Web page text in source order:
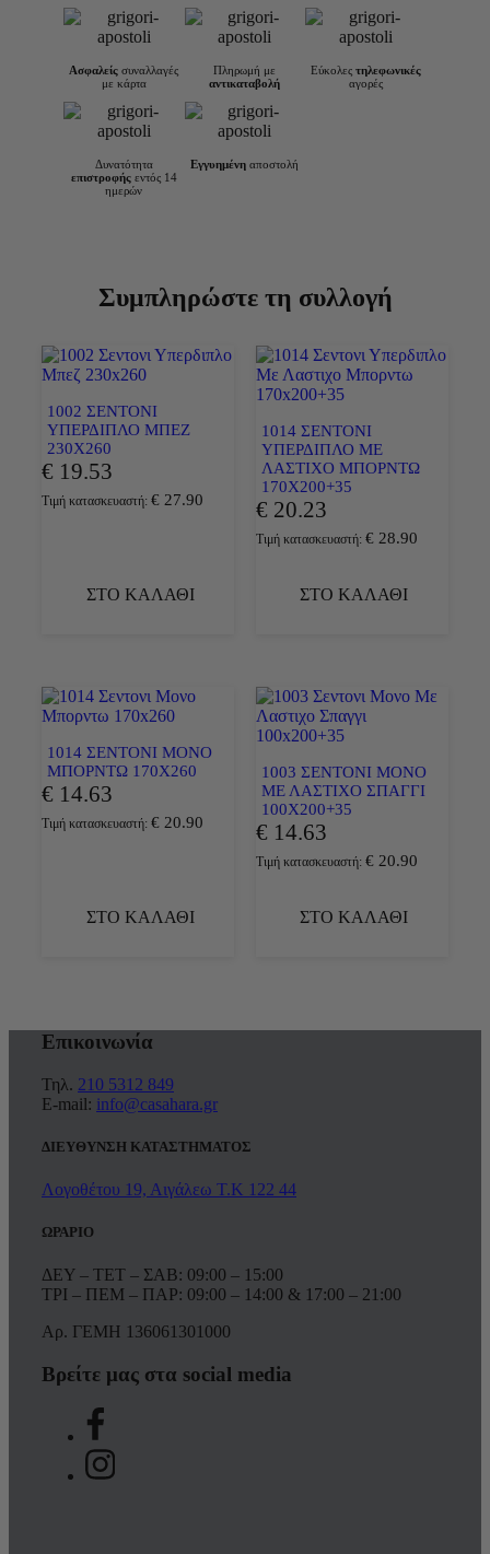
Ασφαλείς συναλλαγές
με κάρτα
Πληρωμή με
αντικαταβολή
Εύκολεςτηλεφωνικές
αγορές
Δυνατότητα
επιστροφήςεντός 14
ημερών
Εγγυημένη αποστολή
Συμπληρώστε τη συλλογή
1002 ΣΕΝΤΟΝΙ
ΥΠΕΡΔΙΠΛΟ ΜΠΕΖ
230X260
€ 19.53
Τιμή κατασκευαστή: € 27.90
ΣΤΟ ΚΑΛΑΘΙ
1014 ΣΕΝΤΟΝΙ
ΥΠΕΡΔΙΠΛΟ ΜΕ
ΛΑΣΤΙΧΟ ΜΠΟΡΝΤΩ
170X200+35
€ 20.23
Τιμή κατασκευαστή: €28.90
ΣΤΟ ΚΑΛΑΘΙ
1014 ΣΕΝΤΟΝΙ ΜΟΝΟ
ΜΠΟΡΝΤΩ 170X260
€ 14.63
Τιμή κατασκευαστή: € 20.90
ΣΤΟ ΚΑΛΑΘΙ
1003 ΣΕΝΤΟΝΙ ΜΟΝΟ
ΜΕ ΛΑΣΤΙΧΟ ΣΠΑΓΓΙ
100X200+35
€ 14.63
Τιμή κατασκευαστή: €20.90
ΣΤΟ ΚΑΛΑΘΙ
Επικοινωνία
Τηλ. 210 5312 849
E-mail: info@casahara.gr
ΔΙΕΥΘΥΝΣΗ ΚΑΤΑΣΤΗΜΑΤΟΣ
Λογοθέτου 19, Αιγάλεω Τ.Κ 122 44
ΩΡΑΡΙΟ
ΔΕΥ – ΤΕΤ – ΣΑΒ: 09:00 – 15:00
ΤΡΙ – ΠΕΜ – ΠΑΡ: 09:00 – 14:00 & 17:00 – 21:00
Αρ. ΓΕΜΗ 136061301000
Βρείτε μας στα social media